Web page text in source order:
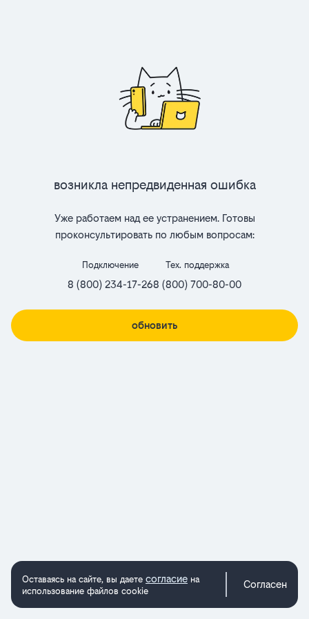
Возникла непредвиденная ошибка
Уже работаем над ее устранением. Готовы
проконсультировать по любым вопросам:
Подключение
8 (800) 234-17-26
Тех. поддержка
8 (800) 700-80-00
обновить
Оставаясь на сайте, вы даете согласие на
использование файлов cookie
Согласен